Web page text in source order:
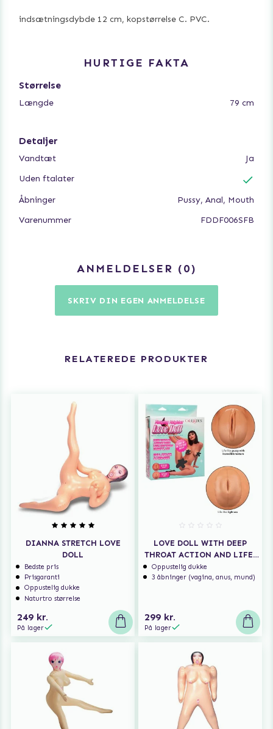
indsætningsdybde 12 cm, kopstørrelse C. PVC.
HURTIGE FAKTA
Størrelse
Længde 79 cm
Detaljer
Vandtæt
Ja
Uden ftalater
Åbninger
Pussy, Anal, Mouth
Varenummer
FDDF006SFB
ANMELDELSER 0
SKRIV DIN EGEN ANMELDELSE
RELATEREDE PRODUKTER
DIANNA STRETCH LOVE
DOLL
Bedste pris
Prisgaranti
Oppustelig dukke
Naturtro størrelse
249 kr.
På lager
LOVE DOLL WITH DEEP
THROAT ACTION AND LIFE-
LIKE PUSSY & ASS
Oppustelig dukke
3 åbninger (vagina, anus, mund)
299 kr.
På lager